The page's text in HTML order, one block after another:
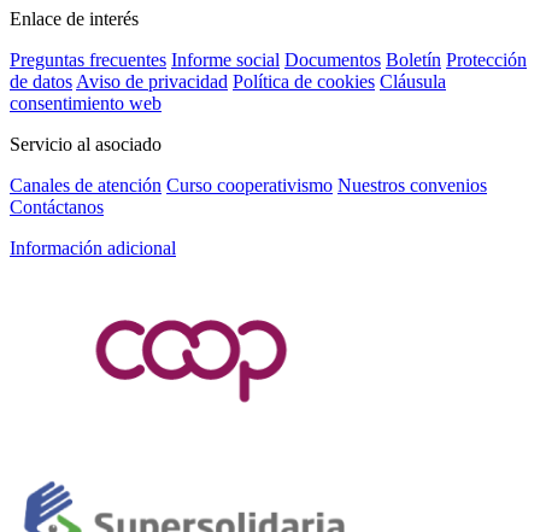
Enlace de interés
Preguntas frecuentes Informe social Documentos Boletín Protección
de datos Aviso de privacidad Política de cookies Cláusula
consentimiento web
Servicio al asociado
Canales de atención Curso cooperativismo Nuestros convenios
Contáctanos
Información adicional